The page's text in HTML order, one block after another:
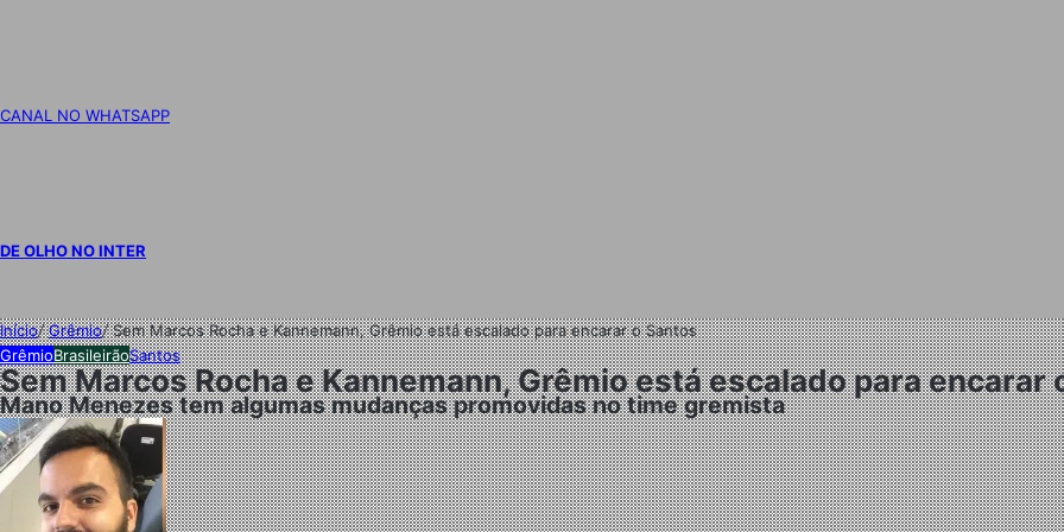
CANAL NO WHATSAPP
DE OLHO NO INTER
Início/Grêmio/Sem Marcos Rocha e Kannemann, Grêmio está escalado para encarar o Santos
GrêmioBrasileirãoSantos
Sem Marcos Rocha e Kannemann, Grêmio está escalado para encarar
Mano Menezes tem algumas mudanças promovidas no time gremista